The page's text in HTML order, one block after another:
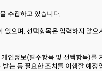
른 불이익 내용
인정보에 대해 동의를 거부할
수집하고 있습니다.
으며, 선택항목은 입력하지 않
인정보(필수항목 및 선택항목)
는 등 필요한 조치를 이행할 예정